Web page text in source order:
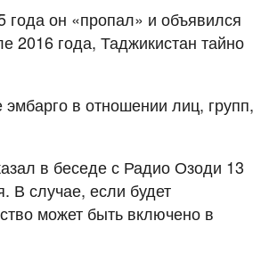
он «пропал» и объявился
2016 года, Таджикистан тайно
в отношении лиц, групп,
в беседе с Радио Озоди 13
В случае, если будет
может быть включено в